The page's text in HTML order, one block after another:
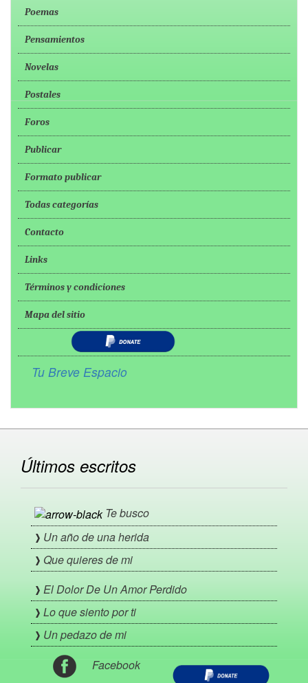
Poemas
Pensamientos
Novelas
Postales
Foros
Publicar
Formato publicar
Todas categorías
Contacto
Links
Términos y condiciones
Mapa del sitio
Tu Breve Espacio
Últimos escritos
Te busco
Un año de una herida
Que quieres de mi
El Dolor De Un Amor Perdido
Lo que siento por ti
Un pedazo de mi
Facebook